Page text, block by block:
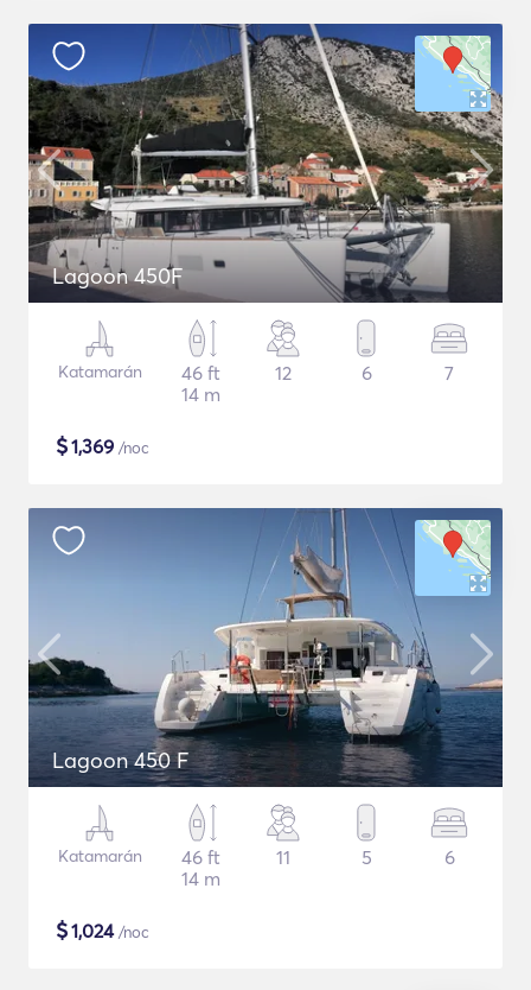
Lagoon 450F
Katamarán
46 ft
14 m
12 6 7
$1,369 /noc
Lagoon 450 F
Katamarán
46 ft
14 m
11 5 6
$1,024/noc